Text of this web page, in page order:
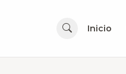
Inicio